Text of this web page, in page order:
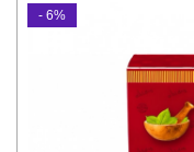
- 6%